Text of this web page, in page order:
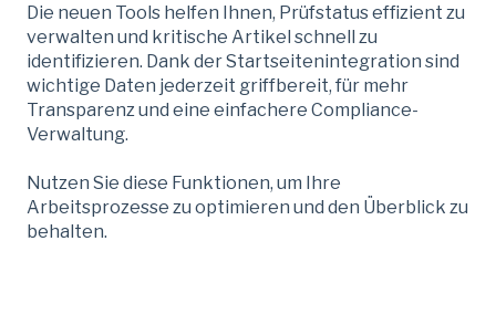
Die neuen Tools helfen Ihnen, Prüfstatus effizient zu
verwalten und kritische Artikel schnell zu
identifizieren. Dank der Startseitenintegration sind
wichtige Daten jederzeit griffbereit, für mehr
Transparenz und eine einfachere Compliance-
Verwaltung.
Nutzen Sie diese Funktionen, um Ihre
Arbeitsprozesse zu optimieren und den Überblick zu
behalten.